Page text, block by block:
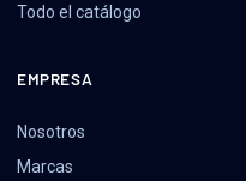
Todo el catálogo
EMPRESA
Nosotros
Marcas